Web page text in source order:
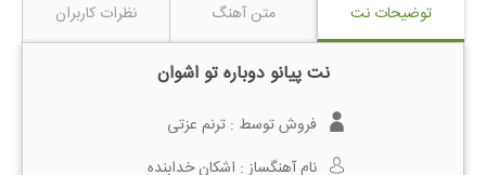
توضیحات نت متن آهنگ نظرات کاربران
نت پیانو دوباره تو اشوان
فروش توسط : ترنم عزتی
نام آهنگساز : اشکان خدابنده